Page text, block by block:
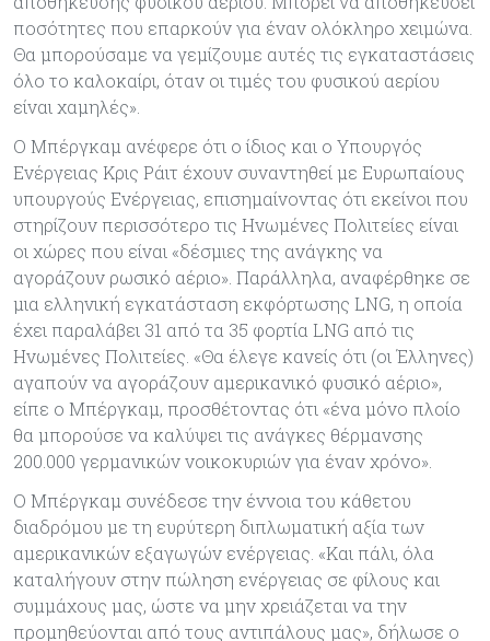
ποσότητες που επαρκούν για έναν ολόκληρο χειμώνα.
Θα μπορούσαμε να γεμίζουμε αυτές τις εγκαταστάσεις
όλο το καλοκαίρι, όταν οι τιμές του φυσικού αερίου
είναι χαμηλές».
Ο Μπέργκαμ ανέφερε ότι ο ίδιος και ο Υπουργός
Ενέργειας Κρις Ράιτ έχουν συναντηθεί με Ευρωπαίους
υπουργούς Ενέργειας, επισημαίνοντας ότι εκείνοι που
στηρίζουν περισσότερο τις Ηνωμένες Πολιτείες είναι
οι χώρες που είναι «δέσμιες της ανάγκης να
αγοράζουν ρωσικό αέριο». Παράλληλα, αναφέρθηκε σε
μια ελληνική εγκατάσταση εκφόρτωσης LNG, η οποία
έχει παραλάβει 31 από τα 35 φορτία LNG από τις
Ηνωμένες Πολιτείες. «Θα έλεγε κανείς ότι (οι Έλληνες)
αγαπούν να αγοράζουν αμερικανικό φυσικό αέριο»,
είπε ο Μπέργκαμ, προσθέτοντας ότι «ένα μόνο πλοίο
θα μπορούσε να καλύψει τις ανάγκες θέρμανσης
200.000 γερμανικών νοικοκυριών για έναν χρόνο».
Ο Μπέργκαμ συνέδεσε την έννοια του κάθετου
διαδρόμου με τη ευρύτερη διπλωματική αξία των
αμερικανικών εξαγωγών ενέργειας. «Και πάλι, όλα
καταλήγουν στην πώληση ενέργειας σε φίλους και
συμμάχους μας, ώστε να μην χρειάζεται να την
προμηθεύονται από τους αντιπάλους μας», δήλωσε ο